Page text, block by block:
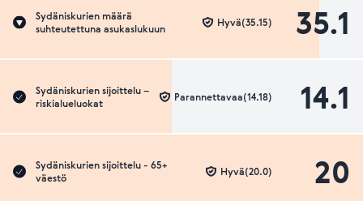
Sydäniskurien määrä
suhteutettuna asukaslukuun
35.1
Hyvä(35.15)
Sydäniskurien sijoittelu –
riskialueluokat
14.1
Parannettavaa(14.18)
Sydäniskurien sijoittelu - 65+
väestö
20
Hyvä(20.0)